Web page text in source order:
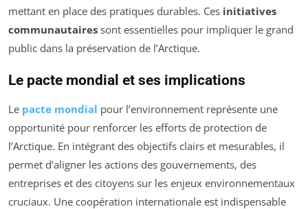
mettant en place des pratiques durables. Ces initiatives
communautaires sont essentielles pour impliquer le grand
public dans la préservation de l’Arctique.
Le pacte mondial et ses implications
Le pacte mondial pour l’environnement représente une
opportunité pour renforcer les efforts de protection de
l’Arctique. En intégrant des objectifs clairs et mesurables, il
permet d’aligner les actions des gouvernements, des
entreprises et des citoyens sur les enjeux environnementaux
cruciaux. Une coopération internationale est indispensable